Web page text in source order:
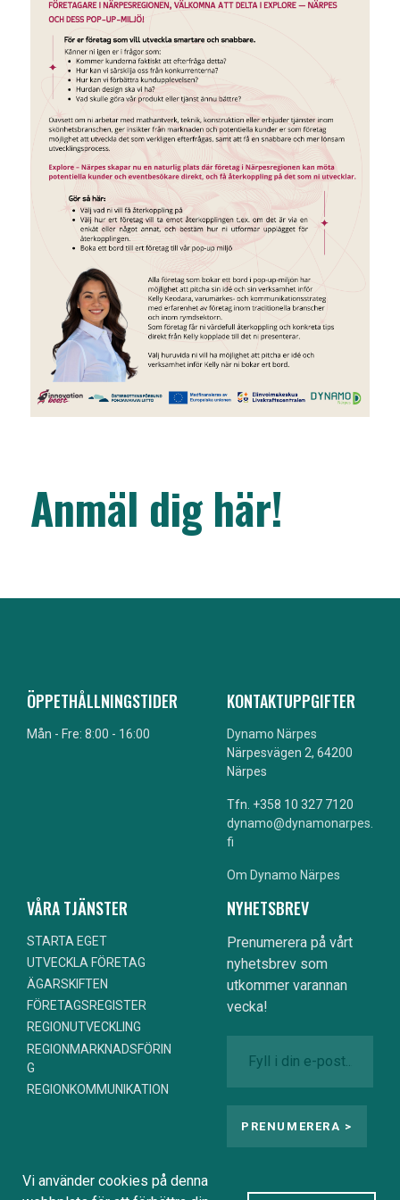
Anmäl dig här!
ÖPPETHÅLLNINGSTIDER
Mån - Fre: 8:00 - 16:00
KONTAKTUPPGIFTER
Dynamo Närpes
Närpesvägen 2, 64200
Närpes
Tfn. +358 10 327 7120
dynamo@dynamonarpes.
fi
Om Dynamo Närpes
VÅRA TJÄNSTER
STARTA EGET
UTVECKLA FÖRETAG
ÄGARSKIFTEN
FÖRETAGSREGISTER
REGIONUTVECKLING
REGIONMARKNADSFÖRIN
G
REGIONKOMMUNIKATION
NYHETSBREV
Prenumerera på vårt
nyhetsbrev som
utkommer varannan
vecka!
Vi använder cookies på denna